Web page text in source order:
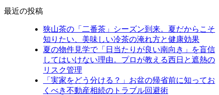
最近の投稿
狭山茶の「二番茶」シーズン到来。夏だからこそ
知りたい、美味しい冷茶の淹れ方と健康効果
夏の物件見学で「日当たりが良い南向き」を盲信
してはいけない理由。プロが教える西日と遮熱の
リスク管理
「実家をどう分ける？」お盆の帰省前に知ってお
くべき不動産相続のトラブル回避術